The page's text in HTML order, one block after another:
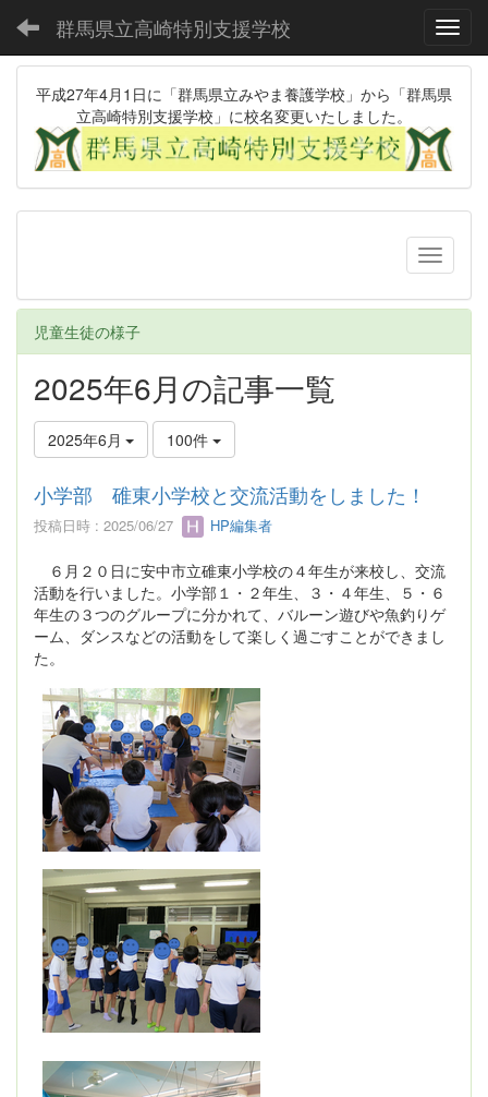
群馬県立高崎特別支援学校
平成27年4月1日に「群馬県立みやま養護学校」から「群馬県
立高崎特別支援学校」に校名変更いたしました。
児童生徒の様子
2025年6月の記事一覧
2025年6月 100件
小学部 碓東小学校と交流活動をしました！
投稿日時 : 2025/06/27 HP編集者
６月２０日に安中市立碓東小学校の４年生が来校し、交流
活動を行いました。小学部１・２年生、３・４年生、５・６
年生の３つのグループに分かれて、バルーン遊びや魚釣りゲ
ーム、ダンスなどの活動をして楽しく過ごすことができまし
た。